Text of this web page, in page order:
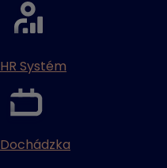
HR Systém
Dochádzka